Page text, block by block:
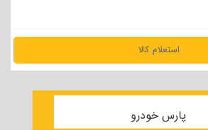
استعلام کالا
پارس خودرو